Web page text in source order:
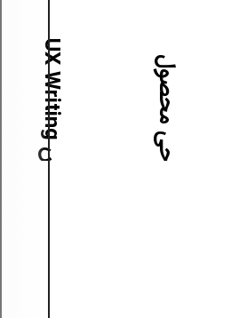
آموزش طراحی محصول آ
م
و
ز
ش
U
X
W
r
i
t
i
n
g